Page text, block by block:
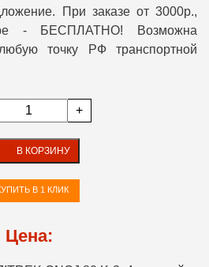
При заказе от 3000р.,
- БЕСПЛАТНО! Возможна
точку РФ транспортной
+
В КОРЗИНУ
В 1 КЛИК
Цена: